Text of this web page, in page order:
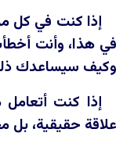
إذا كنت في كل
في هذا، وأنت
وكيف سيساعدك
إذا كنت
علاقة حقيقية، بل